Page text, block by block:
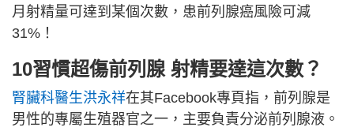
月射精量可達到某個次數，患前列腺癌風險可減
31%！
10習慣超傷前列腺 射精要達這次數？
腎臟科醫生洪永祥在其Facebook專頁指，前列腺是
男性的專屬生殖器官之一，主要負責分泌前列腺液。